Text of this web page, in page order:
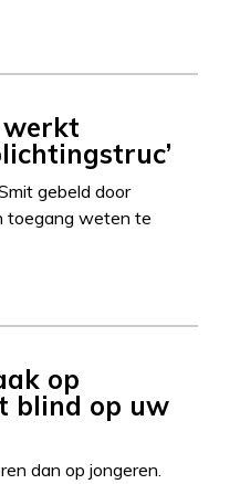
werkt
gebeld door
toegang weten te
op
blind op uw
dan op jongeren.